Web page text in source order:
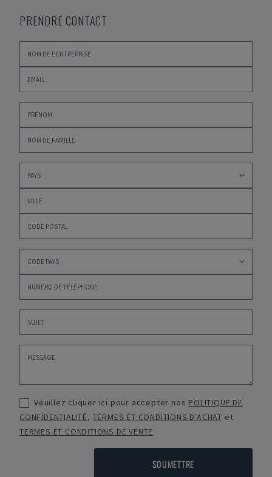
PRENDRE CONTACT
Veuillez cliquer ici pour accepter nos POLITIQUE DE
CONFIDENTIALITÉ, TERMES ET CONDITIONS D'ACHAT et
TERMES ET CONDITIONS DE VENTE
SOUMETTRE